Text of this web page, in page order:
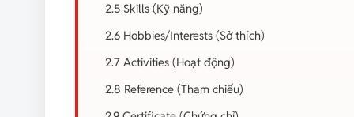
2.5 Skills (Kỹ năng)
2.6 Hobbies/Interests (Sở thích)
2.7 Activities (Hoạt động)
2.8 Reference (Tham chiếu)